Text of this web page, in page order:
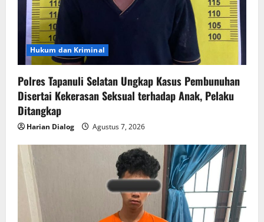
Hukum dan Kriminal
Polres Tapanuli Selatan Ungkap Kasus Pembunuhan
Disertai Kekerasan Seksual terhadap Anak, Pelaku
Ditangkap
Harian Dialog Agustus 7, 2026